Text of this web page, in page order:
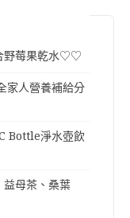
野莓果乾水♡♡
家人營養補給分
Bottle淨水壺飲
母茶、桑葉